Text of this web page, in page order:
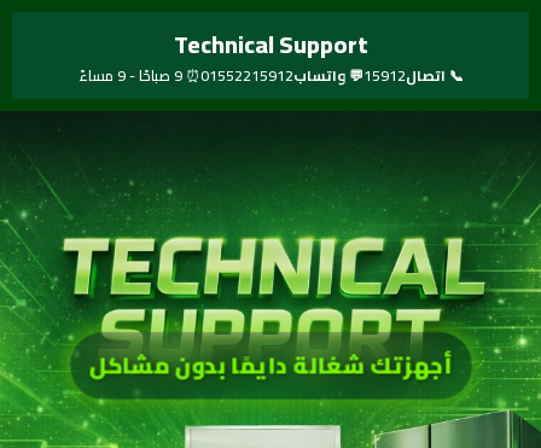
تخطي
Technical Support
📞 اتصال15912💬 واتساب01552215912⏰ 9 صباحًا - 9 مساءً
أجهزتك شغالة دايمًا بدون مشاكل